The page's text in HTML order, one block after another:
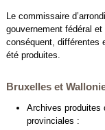
Le commissaire
gouvernement fédéral
conséquent, différentes
été produites.
Bruxelles et
Archives produites
provinciales :